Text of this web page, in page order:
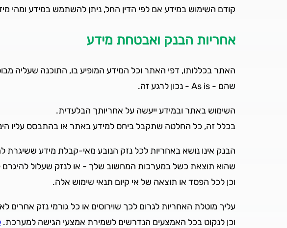
קודם השימוש במידע אם לפי הדין החל, ניתן להשתמש במידע ומהי
אחריות הבנק ואבטחת מידע
האתר בכללותו, דפי האתר וכל המידע המופיע בו, התוכנה שעליה
שהם - As is - נכון לרגע זה.
השימוש באתר ובמידע ייעשה על אחריותך הבלעדית.
בכלל זה, כל החלטה שתקבל ביחס למידע באתר או בהתבסס עליו
הבנק אינו נושא באחריות לכל נזק הנובע מאי-קבלת מידע
שהוא תוצאת כשל במערכות המחשוב שלך - או לנזק שעלול
וכן לכל הפסד או תוצאה של אי קיום תנאי שימוש אלה.
עליך מוטלת האחריות לגרום לכך שוירוסים או כל גורמי נזק אחרים
וכן לנקוט בכל האמצעים הנדרשים לשמירת אמצעי הגישה למערכת.